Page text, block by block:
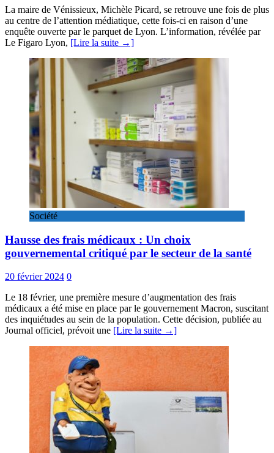
La maire de Vénissieux, Michèle Picard, se retrouve une fois de plus
au centre de l’attention médiatique, cette fois-ci en raison d’une
enquête ouverte par le parquet de Lyon. L’information, révélée par
Le Figaro Lyon, [Lire la suite →]
Société
Hausse des frais médicaux : Un choix
gouvernemental critiqué par le secteur de la santé
20 février 2024 0
Le 18 février, une première mesure d’augmentation des frais
médicaux a été mise en place par le gouvernement Macron, suscitant
des inquiétudes au sein de la population. Cette décision, publiée au
Journal officiel, prévoit une [Lire la suite →]